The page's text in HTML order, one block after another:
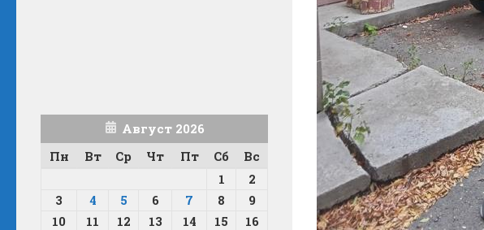
Август 2026
Пн
Вт Ср Чт Пт Сб
Вс
1
2
3
4 5 6 7 8
9
10
11 12 13 14 15
16